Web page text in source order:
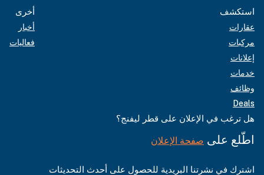
استكشف
عقارات
مركبات
إعلانات
خدمات
وظائف
Deals
أخرى
أخبار
فعاليات
هل ترغب في الإعلان على قطر ليفنج؟
اطّلع على صفحة الإعلان
اشترك في نشرتنا البريدية للحصول على أحدث التحديثات